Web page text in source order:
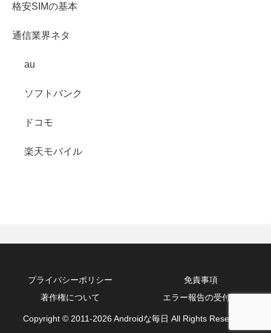
格安SIMの基本
通信業界ネタ
au
ソフトバンク
ドコモ
楽天モバイル
プライバシーポリシー
免責事項
著作権について
エラー報告の受付箱
Copyright © 2011-2026 Androidな毎日 All Rights Reserved.